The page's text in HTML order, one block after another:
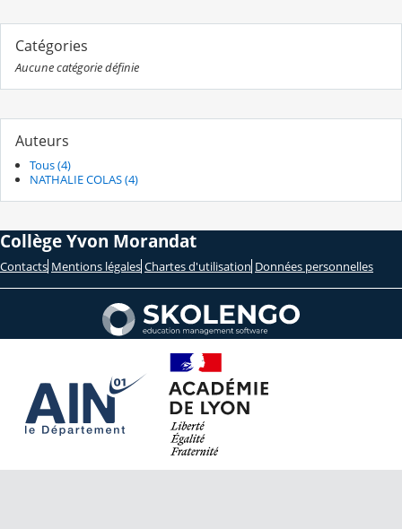
Catégories
Aucune catégorie définie
Auteurs
Tous (4)
NATHALIE COLAS (4)
Collège Yvon Morandat
Contacts Mentions légales Chartes d'utilisation Données personnelles